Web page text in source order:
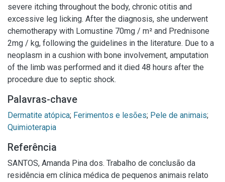
severe itching throughout the body, chronic otitis and
excessive leg licking. After the diagnosis, she underwent
chemotherapy with Lomustine 70mg / m² and Prednisone
2mg / kg, following the guidelines in the literature. Due to a
neoplasm in a cushion with bone involvement, amputation
of the limb was performed and it died 48 hours after the
procedure due to septic shock.
Palavras-chave
Dermatite atópica; Ferimentos e lesões; Pele de animais;
Quimioterapia
Referência
SANTOS, Amanda Pina dos. Trabalho de conclusão da
residência em clínica médica de pequenos animais relato